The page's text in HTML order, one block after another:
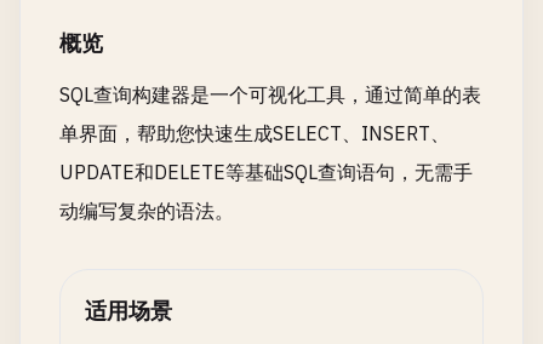
概览
SQL查询构建器是一个可视化工具，通过简单的表
单界面，帮助您快速生成SELECT、INSERT、
UPDATE和DELETE等基础SQL查询语句，无需手
动编写复杂的语法。
适用场景